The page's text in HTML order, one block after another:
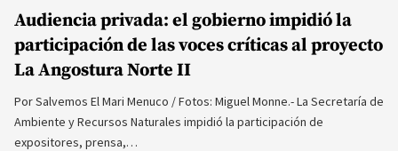
Audiencia privada: el gobierno impidió la
participación de las voces críticas al proyecto
La Angostura Norte II
Por Salvemos El Mari Menuco / Fotos: Miguel Monne.- La Secretaría de
Ambiente y Recursos Naturales impidió la participación de
expositores, prensa,…